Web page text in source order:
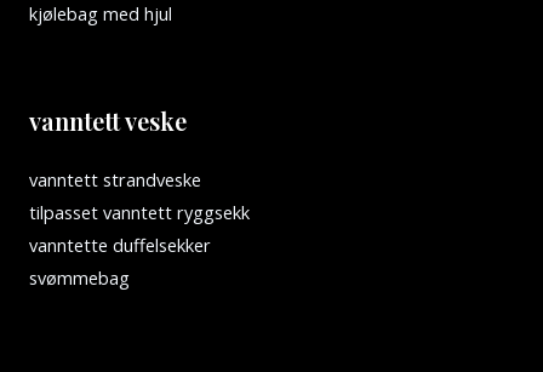
kjølebag med hjul
vanntett veske
vanntett strandveske
tilpasset vanntett ryggsekk
vanntette duffelsekker
svømmebag